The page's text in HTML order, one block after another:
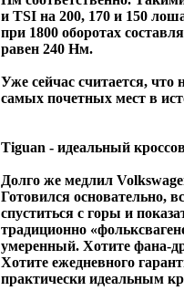
и TSI на 200, 170 и 150
при 1800 оборотах
равен 240 Нм.
Уже сейчас считается, что
самых почетных мест в
Tiguan - идеальный
Долго же медлил
Готовился основательно,
спуститься с горы и
традиционно
умеренный. Хотите фана-
Хотите ежедневного
практически идеальным